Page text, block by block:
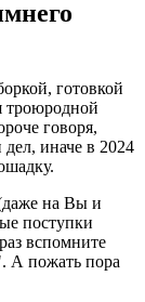
готовкой
троюродной
говоря,
иначе в 2024
на Вы и
поступки
вспомните
А пожать пора